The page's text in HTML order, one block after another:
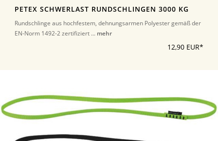
PETEX SCHWERLAST RUNDSCHLINGEN 3000 KG
Rundschlinge aus hochfestem, dehnungsarmen Polyester gemäß der
EN-Norm 1492-2 zertifiziert ... mehr
12,90 EUR*